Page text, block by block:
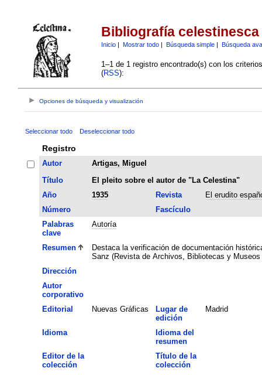
Bibliografía celestinesca
Inicio| Mostrar todo| Búsqueda simple| Búsqueda
1–1 de 1 registro encontrado(s) con los
(RSS):
Opciones de búsqueda y visualización
Seleccionar todo Deseleccionar todo
Registro
Autor
Artigas, Miguel
Título
El pleito sobre el autor de "La Celestina"
Año
1935 Revista
El erudito
Número
Fascículo
Palabras
clave
Autoría
Resumen
Destaca la verificación de documentación
Sanz (Revista de Archivos, Bibliotecas y Museos
Dirección
Autor
corporativo
Editorial
Nuevas Gráficas
Lugar de
edición
Madrid
Idioma
Idioma del
resumen
Editor de la
colección
Título de la
colección